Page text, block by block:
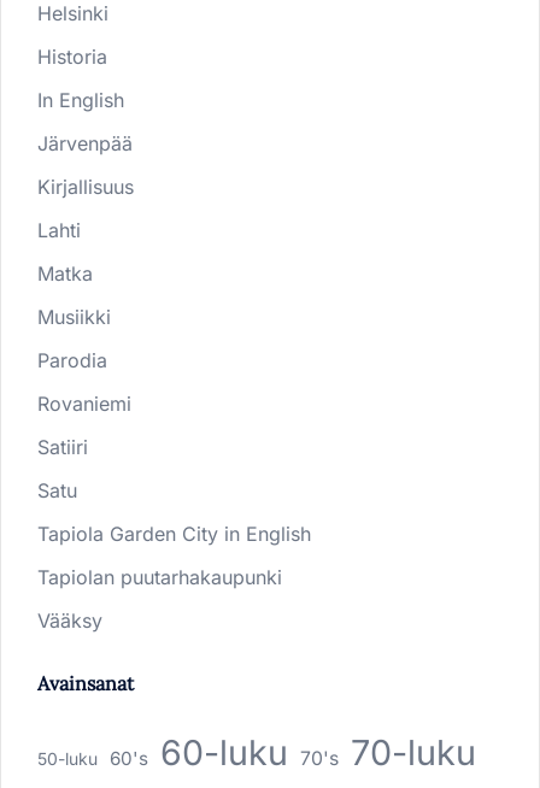
Helsinki
Historia
In English
Järvenpää
Kirjallisuus
Lahti
Matka
Musiikki
Parodia
Rovaniemi
Satiiri
Satu
Tapiola Garden City in English
Tapiolan puutarhakaupunki
Vääksy
Avainsanat
50-luku 60's 60-luku 70's 70-luku